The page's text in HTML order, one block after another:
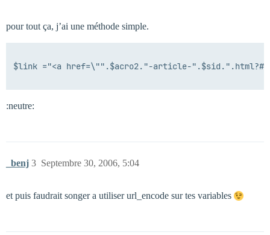
pour tout ça, j’ai une méthode simple.
$link ="<a href=\"".$acro2."-article-
:neutre:
_benj Septembre 30, 2006, 5:04
3
et puis faudrait songer a utiliser url_encode sur tes variables